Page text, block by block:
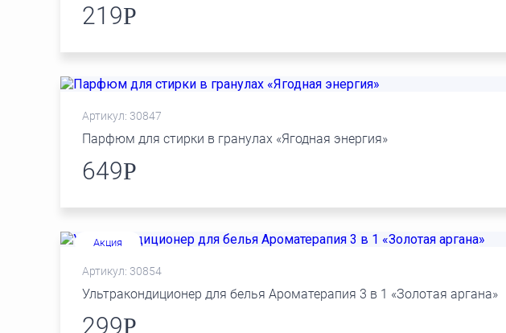
219Р
Артикул: 30847
Парфюм для стирки в гранулах «Ягодная энергия»
649Р
Акция
Артикул: 30854
Ультракондиционер для белья Ароматерапия 3 в 1 «Золотая аргана»
299Р